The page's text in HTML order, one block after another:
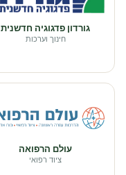
גורדון פדגוגיה חדשנית
חינוך וערכות
עולם הרפואה
ציוד רפואי